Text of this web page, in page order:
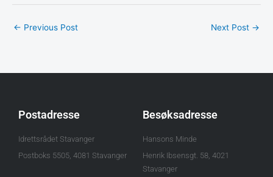
← Previous Post Next Post →
Postadresse
Idrettsrådet Stavanger
Postboks 5505, 4081 Stavanger
Besøksadresse
Hansons Minde
Henrik Ibsensgt. 58, 4021
Stavanger